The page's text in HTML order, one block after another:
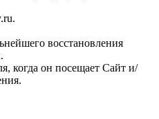
восстановления
когда он посещает Сайт и/